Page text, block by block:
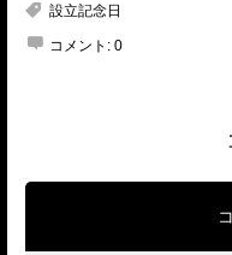
設立記念日
コメント: 0